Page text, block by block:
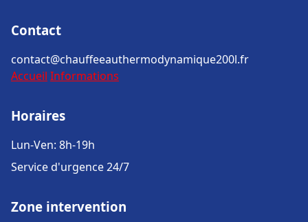
Contact
contact@chauffeeauthermodynamique200l.fr
Accueil Informations
Horaires
Lun-Ven: 8h-19h
Service d'urgence 24/7
Zone intervention